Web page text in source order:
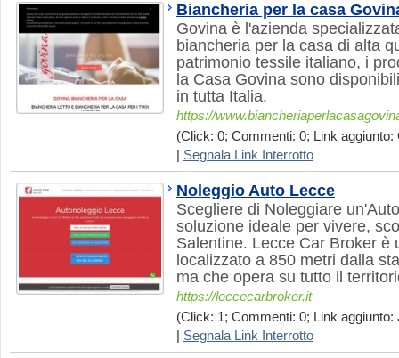
Biancheria per la casa
Govina è l'azienda
biancheria per la casa di alta
patrimonio tessile italiano, i
la Casa Govina sono
in tutta Italia.
https://
(Click: 0; Commenti: 0; Link aggiunto:
Segnala Link Interrotto
Noleggio Auto Lecce
Scegliere di Noleggiare
soluzione ideale per vivere,
Salentine. Lecce Car Broker è
localizzato a 850 metri dalla
ma che opera su tutto il
https://leccecarbroker.it
(Click: 1; Commenti: 0; Link aggiunto:
Segnala Link Interrotto